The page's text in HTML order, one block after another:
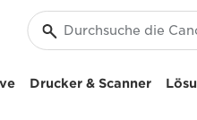
Drucker & Scanner